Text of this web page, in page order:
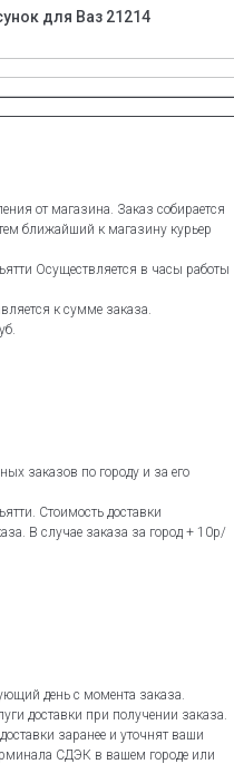
для Ваз 21214
от магазина. Заказ собирается
ближайший к магазину курьер
Осуществляется в часы работы
к сумме заказа.
заказов по городу и за его
Стоимость доставки
В случае заказа за город + 10р/
день с момента заказа.
доставки при получении заказа.
заранее и уточнят ваши
СДЭК в вашем городе или